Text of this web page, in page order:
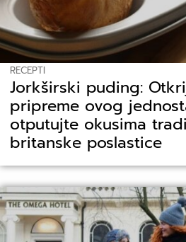
RECEPTI
Jorkširski puding:
pripreme ovog
otputujte okusima
britanske poslastice